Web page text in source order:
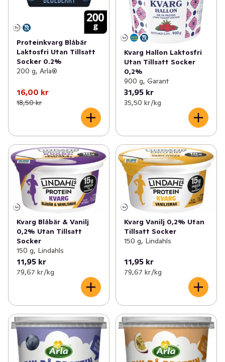
Proteinkvarg Blåbär
Laktosfri Utan Tillsatt
Socker 0.2%
200 g, Arla®
16,00 kr
18,50 kr
Kvarg Hallon Laktosfri
Utan Tillsatt Socker
0,2%
900 g, Garant
31,95 kr
35,50 kr /kg
Kvarg Blåbär & Vanilj
0,2% Utan Tillsatt
Socker
150 g, Lindahls
11,95 kr
79,67 kr /kg
Kvarg Vanilj 0,2% Utan
Tillsatt Socker
150 g, Lindahls
11,95 kr
79,67 kr /kg